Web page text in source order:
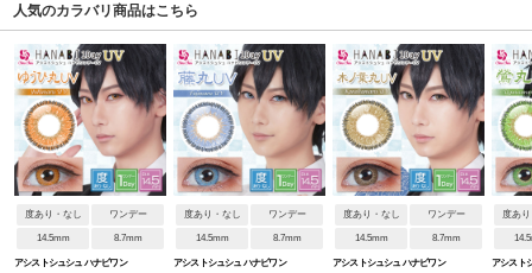
人気のカラバリ商品はこちら
度あり・なし ワンデー
14.5mm 8.7mm
アシストシュシュ ハナビワン
度あり・なし ワンデー
14.5mm 8.7mm
アシストシュシュ ハナビワン
度あり・なし ワンデー
14.5mm 8.7mm
アシストシュシュ ハナビワン
度あ
アシスト